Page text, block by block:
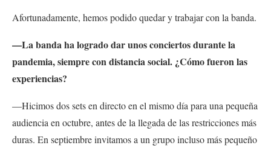
Afortunadamente, hemos podido quedar y trabajar con la banda.
—La banda ha logrado dar unos conciertos durante la
pandemia, siempre con distancia social. ¿Cómo fueron las
experiencias?
—Hicimos dos sets en directo en el mismo día para una pequeña
audiencia en octubre, antes de la llegada de las restricciones más
duras. En septiembre invitamos a un grupo incluso más pequeño